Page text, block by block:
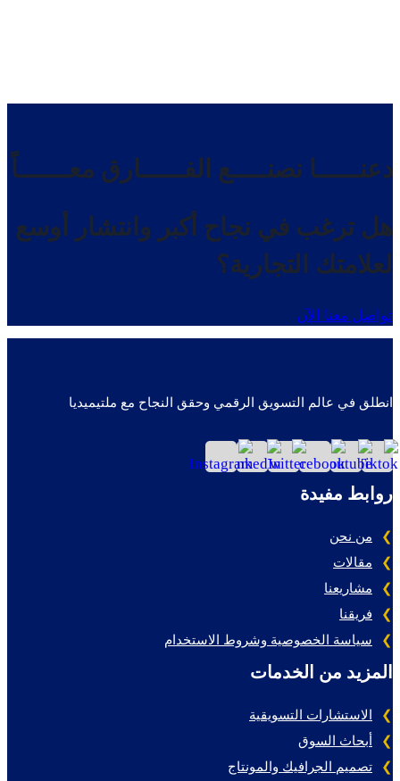
دعنــــــا نصنـــــع الفــــــارق معـــــــاً
هل ترغب في نجاح أكبر وانتشار أوسع
لعلامتك التجارية؟
تواصل معنا الآن
انطلق في عالم التسويق الرقمي وحقق النجاح مع ملتيميديا
روابط مفيدة
من نحن
مقالات
مشاريعنا
فريقنا
سياسة الخصوصية وشروط الاستخدام
المزيد من الخدمات
الاستشارات التسويقية
أبحاث السوق
تصميم الجرافيك والمونتاج